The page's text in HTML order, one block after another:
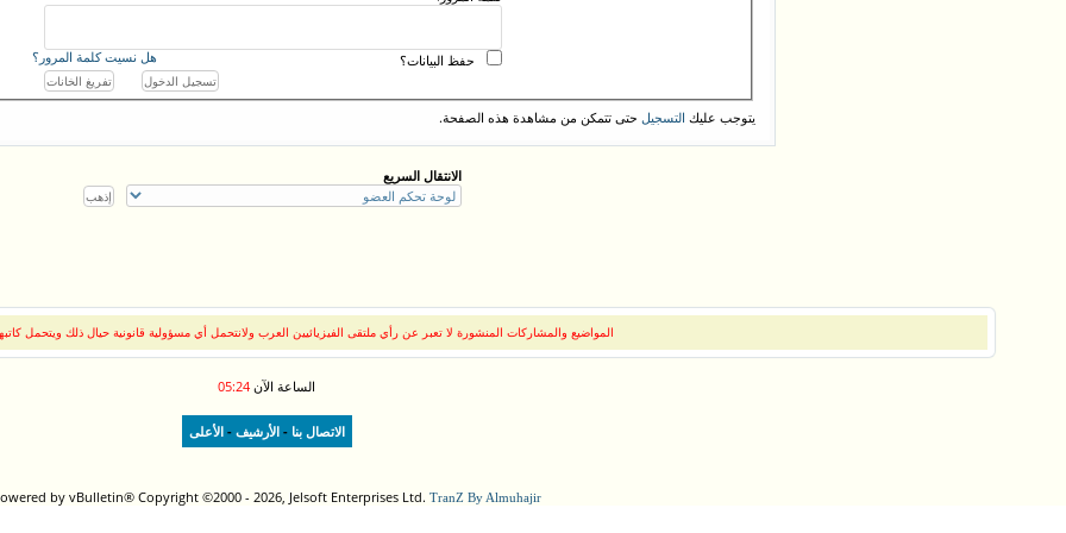
هل نسيت كلمة المرور؟ حفظ البيانات؟
يتوجب عليك التسجيل حتى تتمكن من مشاهدة هذه الصفحة.
الانتقال السريع
المواضيع والمشاركات المنشورة لا تعبر عن رأي ملتقى الفيزيائيين العرب ولانتحمل أي مسؤولية قانونية حيال ذلك ويتحمل
الساعة الآن 05:24
الاتصال بنا -الأرشيف -الأعلى
by vBulletin® Copyright ©2000 - 2026, Jelsoft Enterprises Ltd. TranZ By Almuhajir